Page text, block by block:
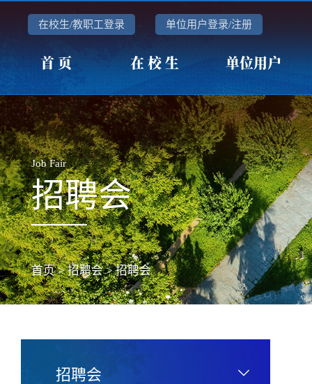
在校生/教职工登录 单位用户登录/注册
首 页 在 校 生 单位用户
Job Fair
招聘会
首页>招聘会>招聘会
招聘会